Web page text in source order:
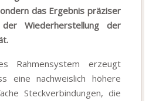
das Ergebnis präziser
Wiederherstellung der
Rahmensystem erzeugt
eine nachweislich höhere
Steckverbindungen, die